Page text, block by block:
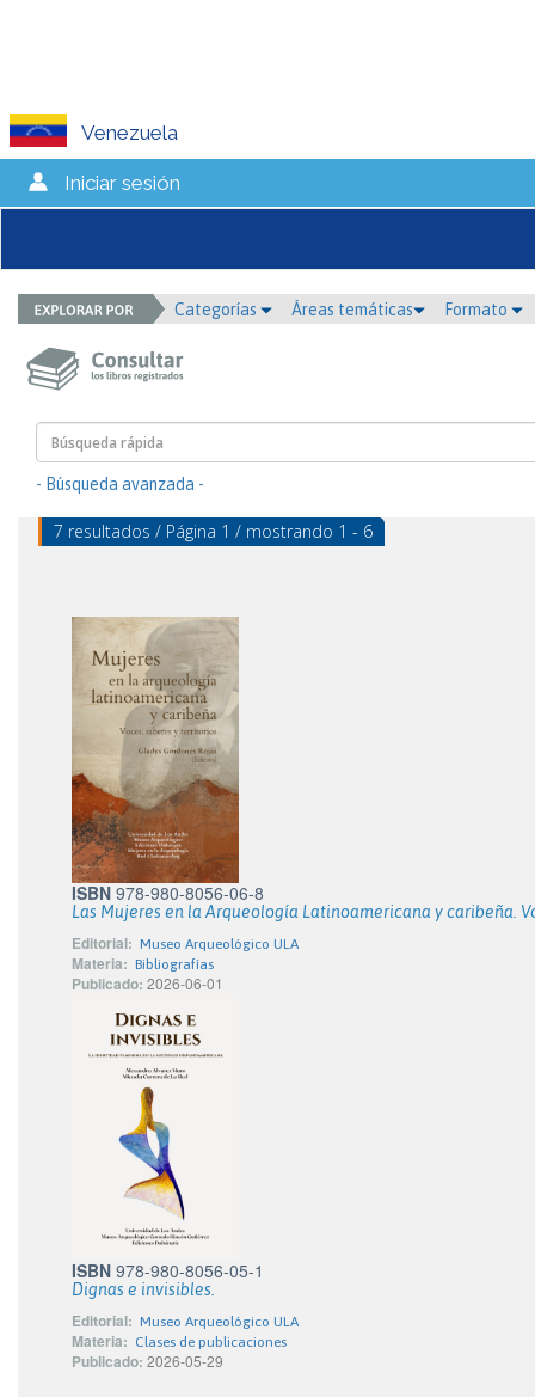
Venezuela
Iniciar sesión
Categorías Áreas temáticas Formato
- Búsqueda avanzada -
7 resultados / Página 1 / mostrando 1 - 6
ISBN 978-980-8056-06-8
Las Mujeres en la Arqueología Latinoamericana y caribeña.
Editorial: Museo Arqueológico ULA
Materia: Bibliografías
Publicado: 2026-06-01
ISBN 978-980-8056-05-1
Dignas e invisibles.
Editorial: Museo Arqueológico ULA
Materia: Clases de publicaciones
Publicado: 2026-05-29